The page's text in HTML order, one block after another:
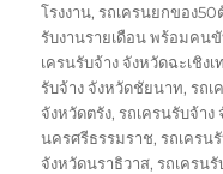
โรงงาน,รถเครนยกของ50
รับงานรายเดือน พร้อมคน
เครนรับจ้าง จังหวัดฉะเชิงเ
รับจ้าง จังหวัดชัยนาท,รถเ
จังหวัดตรัง,รถเครนรับจ้าง
นครศรีธรรมราช,รถเครน
จังหวัดนราธิวาส,รถเครน